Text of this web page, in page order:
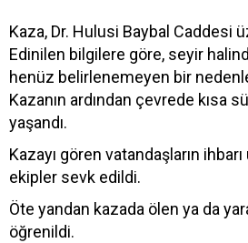
Kaza, Dr. Hulusi Baybal Caddesi
Edinilen bilgilere göre, seyir
henüz belirlenemeyen bir
Kazanın ardından çevrede kısa
yaşandı.
Kazayı gören vatandaşların
ekipler sevk edildi.
Öte yandan kazada ölen ya da
öğrenildi.